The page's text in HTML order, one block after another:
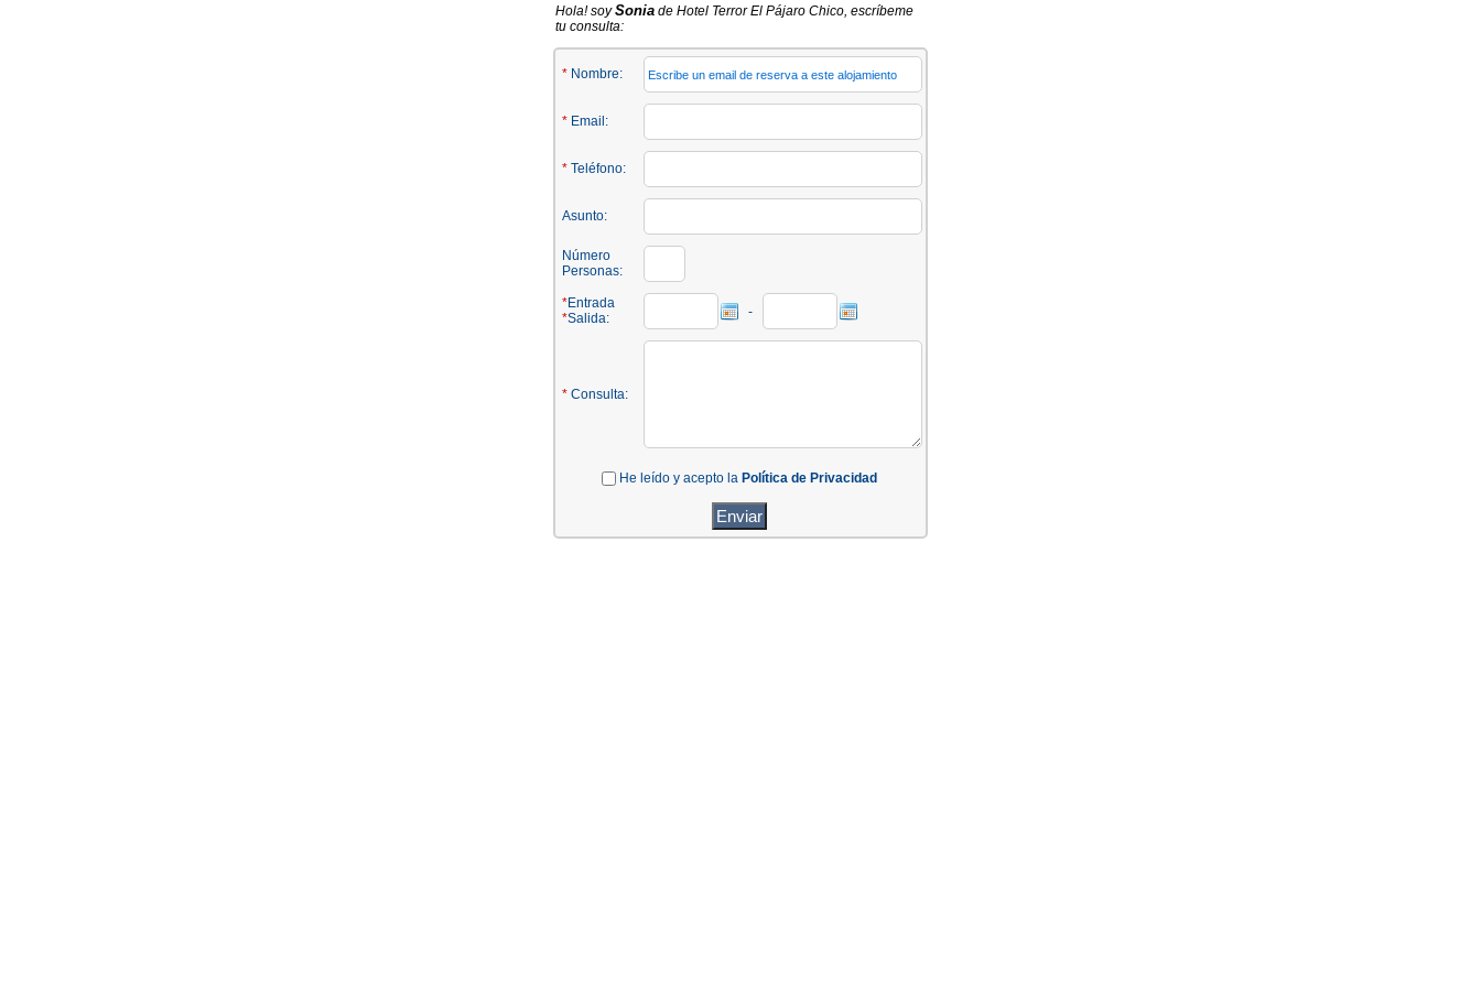
Hola! soySonia de Hotel Terror El Pájaro Chico, escríbeme
tu consulta:
* Nombre:
* Email:
* Teléfono:
Asunto:
Número
Personas:
*Entrada
*Salida: -
* Consulta:
He leído y acepto la Política de Privacidad